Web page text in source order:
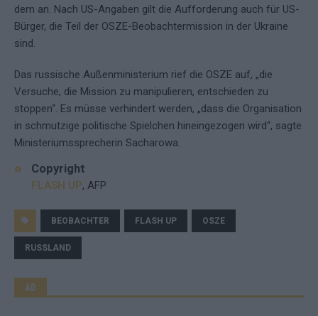
dem an. Nach US-Angaben gilt die Aufforderung auch für US-
Bürger, die Teil der OSZE-Beobachtermission in der Ukraine
sind.
Das russische Außenministerium rief die OSZE auf, „die
Versuche, die Mission zu manipulieren, entschieden zu
stoppen“. Es müsse verhindert werden, „dass die Organisation
in schmutzige politische Spielchen hineingezogen wird“, sagte
Ministeriumssprecherin Sacharowa.
Copyright
FLASH UP, AFP
BEOBACHTER FLASH UP OSZE
RUSSLAND
AD